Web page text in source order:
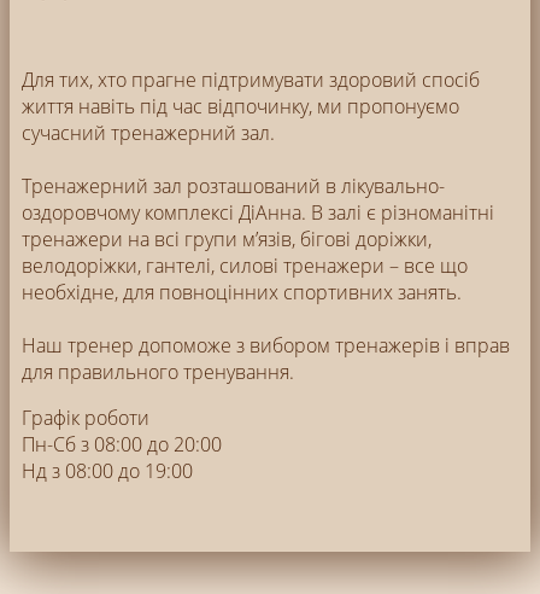
Для тих, хто прагне підтримувати здоровий спосіб
життя навіть під час відпочинку, ми пропонуємо
сучасний тренажерний зал.
Тренажерний зал розташований в лікувально-
оздоровчому комплексі ДіАнна. В залі є різноманітні
тренажери на всі групи м’язів, бігові доріжки,
велодоріжки, гантелі, силові тренажери – все що
необхідне, для повноцінних спортивних занять.
Наш тренер допоможе з вибором тренажерів і вправ
для правильного тренування.
Графік роботи
Пн-Сб з 08:00 до 20:00
Нд з 08:00 до 19:00